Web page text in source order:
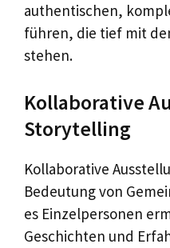
authentischen,
führen, die tief mit
stehen.
Kollaborative
Storytelling
Kollaborative
Bedeutung von
es Einzelpersonen
Geschichten und